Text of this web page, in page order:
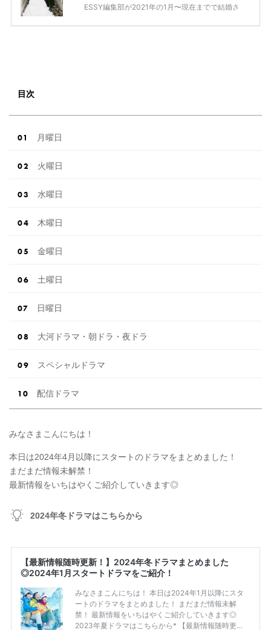
ESSY編集部が2021年の1月〜現在までで結婚さ
目次
月曜日
火曜日
水曜日
木曜日
金曜日
土曜日
日曜日
大河ドラマ・朝ドラ・夜ドラ
スペシャルドラマ
配信ドラマ
みなさまこんにちは！
本日は2024年4月以降にスタートのドラマをまとめました！
まだまだ情報未解禁！
最新情報をいちはやくご紹介していきます◎
2024年冬ドラマはこちらから